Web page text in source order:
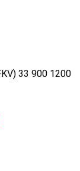
33 900 1200